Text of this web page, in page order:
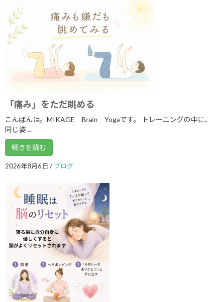
2025年12月
2025年11月
2025年9月
2025年8月
2025年7月
2025年6月
2025年5月
2025年4月
2025年3月
2025年2月
2025年1月
2024年12月
2024年11月
2024年10月
2024年9月
2024年8月
「痛み」をただ眺める
こんばんは。MIKAGE Brain Yogaです。 トレーニングの中に、
同じ姿 ...
続きを読む
2026年8月6日 / ブログ